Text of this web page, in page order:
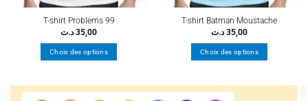
T-shirt Problems 99
35,00 د.ت
Choix des options
a
T-shirt Batman Moustache
35,00 د.ت
Choix des options
a